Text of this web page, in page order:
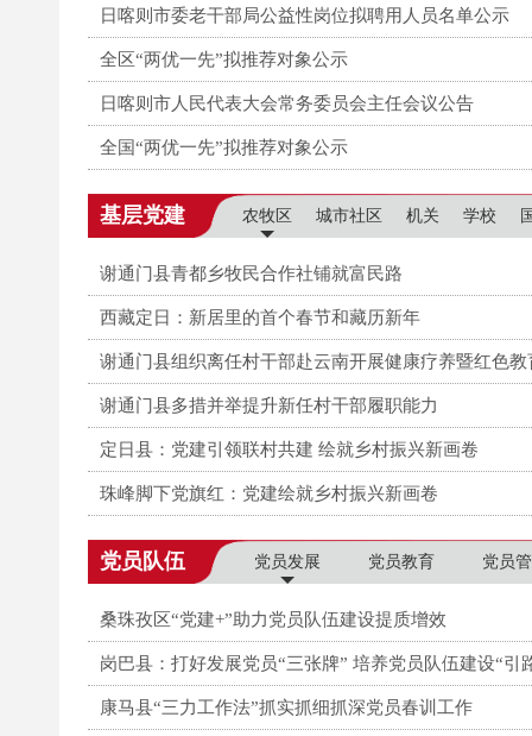
日喀则市委老干部局公益性岗位拟聘用人员名单公示
全区“两优一先”拟推荐对象公示
日喀则市人民代表大会常务委员会主任会议公告
全国“两优一先”拟推荐对象公示
基层党建 农牧区 城市社区 机关 学校
谢通门县青都乡牧民合作社铺就富民路
西藏定日：新居里的首个春节和藏历新年
谢通门县组织离任村干部赴云南开展健康疗养暨红色教
谢通门县多措并举提升新任村干部履职能力
定日县：党建引领联村共建 绘就乡村振兴新画卷
珠峰脚下党旗红：党建绘就乡村振兴新画卷
党员队伍 党员发展 党员教育 党员
桑珠孜区“党建+”助力党员队伍建设提质增效
岗巴县：打好发展党员“三张牌” 培养党员队伍建设“引
康马县“三力工作法”抓实抓细抓深党员春训工作